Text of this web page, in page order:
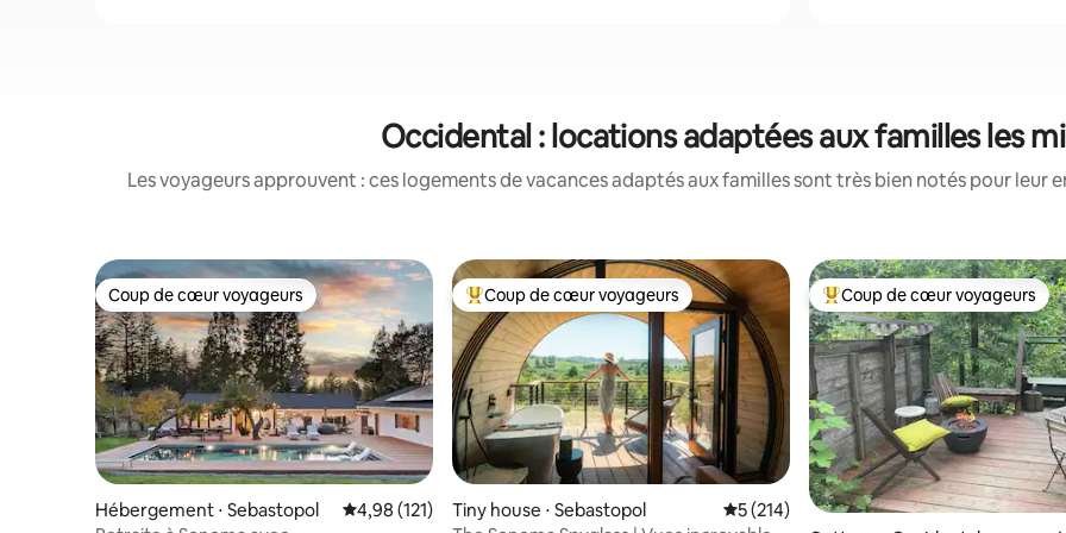
Occidental : locations adaptées aux familles les
Les voyageurs approuvent : ces logements de vacances adaptés aux familles sont très bien notés pour
Coup de cœur voyageurs
Coup de cœur voyageurs
Hébergement ⋅ Sebastopol Évaluation moyenne sur la base de 121 commentaires : 4,98 sur 5
4,98 (121)
Coups de cœur voyageurs les plus appréciés
Coup de cœur voyageurs
Tiny house ⋅ Sebastopol Évaluation moyenne sur la base de 214
5 (214)
Coups de cœur voyageurs les
Coup de cœur voyageurs